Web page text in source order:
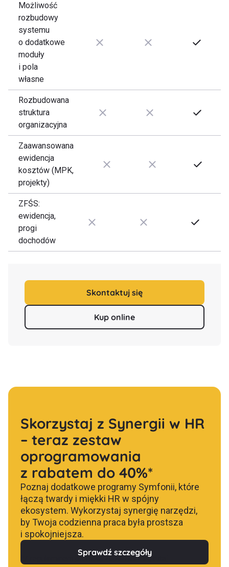
Możliwość
rozbudowy
systemu
o dodatkowe
moduły
i pola
własne
Rozbudowana
struktura
organizacyjna
Zaawansowana
ewidencja
kosztów (MPK,
projekty)
ZFŚS:
ewidencja,
progi
dochodów
Skontaktuj się
Kup online
Skorzystaj z Synergii w HR
– teraz zestaw
oprogramowania
z rabatem do 40%*
Poznaj dodatkowe programy Symfonii, które
łączą twardy i miękki HR w spójny
ekosystem. Wykorzystaj synergię narzędzi,
by Twoja codzienna praca była prostsza
i spokojniejsza.
Sprawdź szczegóły
*Z regulaminem promocji zapoznasz się